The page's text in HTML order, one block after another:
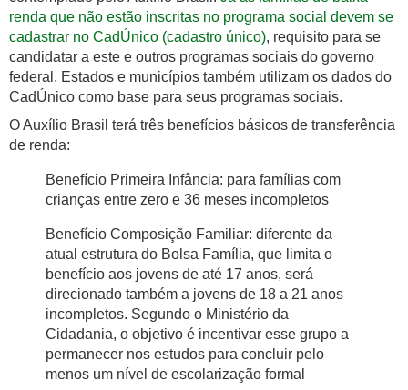
renda que não estão inscritas no programa social devem se
cadastrar no CadÚnico (cadastro único), requisito para se
candidatar a este e outros programas sociais do governo
federal. Estados e municípios também utilizam os dados do
CadÚnico como base para seus programas sociais.
O Auxílio Brasil terá três benefícios básicos de transferência
de renda:
Benefício Primeira Infância: para famílias com
crianças entre zero e 36 meses incompletos
Benefício Composição Familiar: diferente da
atual estrutura do Bolsa Família, que limita o
benefício aos jovens de até 17 anos, será
direcionado também a jovens de 18 a 21 anos
incompletos. Segundo o Ministério da
Cidadania, o objetivo é incentivar esse grupo a
permanecer nos estudos para concluir pelo
menos um nível de escolarização formal